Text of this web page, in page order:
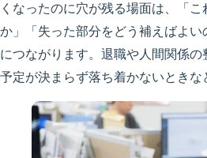
くなったのに穴が残る場面は、「
か」「失った部分をどう補えばよ
につながります。退職や人間関係
予定が決まらず落ち着かないときな